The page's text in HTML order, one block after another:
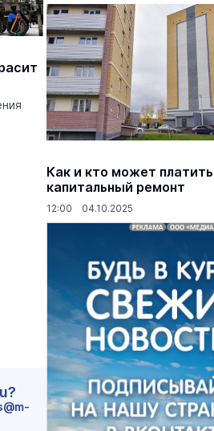
Как и кто может
капитальный ремонт
12:00 04.10.2025